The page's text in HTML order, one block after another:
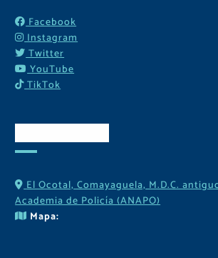
Facebook
Instagram
Twitter
YouTube
TikTok
El Ocotal, Comayaguela, M.D.C.
Academia de Policía (ANAPO)
Mapa: